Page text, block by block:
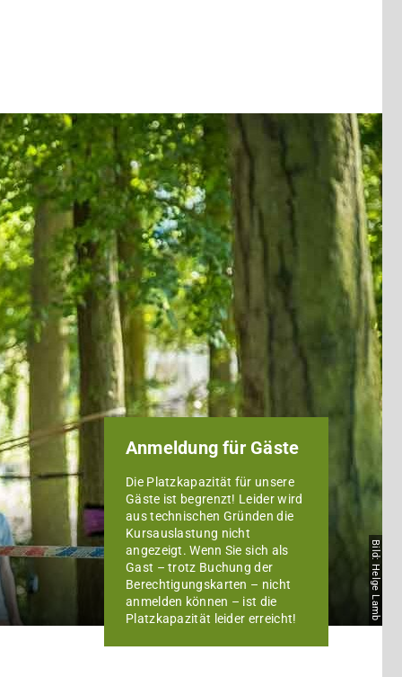
Anmeldung für Gäste
Die Platzkapazität für unsere
Gäste ist begrenzt! Leider wird
aus technischen Gründen die
Kursauslastung nicht
angezeigt. Wenn Sie sich als
Gast – trotz Buchung der
Berechtigungskarten – nicht
anmelden können – ist die
Platzkapazität leider erreicht!
Bild: Helge Lamb